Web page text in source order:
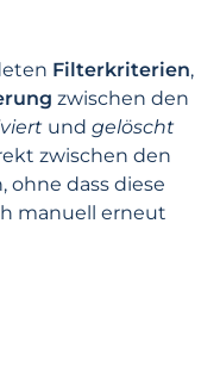
Filterkriterien,
zwischen den
und gelöscht
zwischen den
ohne dass diese
manuell erneut